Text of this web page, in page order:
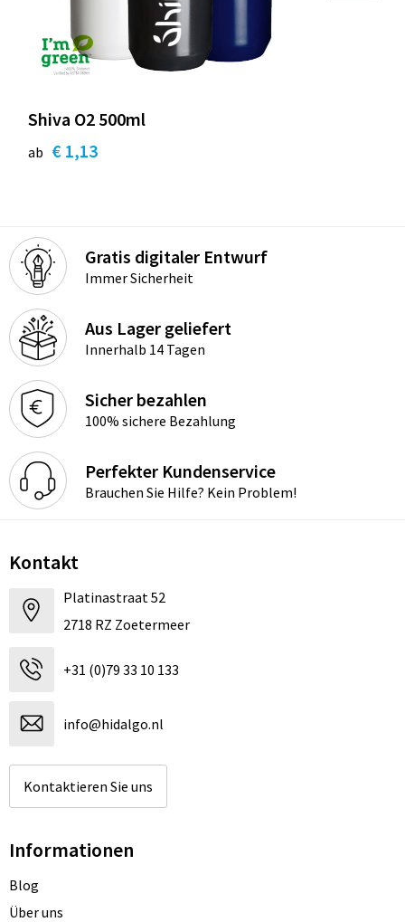
Shiva O2 500ml
ab € 1,13
Gratis digitaler Entwurf
Immer Sicherheit
Aus Lager geliefert
Innerhalb 14 Tagen
Sicher bezahlen
100% sichere Bezahlung
Perfekter Kundenservice
Brauchen Sie Hilfe? Kein Problem!
Kontakt
Platinastraat 52
2718 RZ Zoetermeer
+31 (0)79 33 10 133
info@hidalgo.nl
Kontaktieren Sie uns
Informationen
Blog
Über uns